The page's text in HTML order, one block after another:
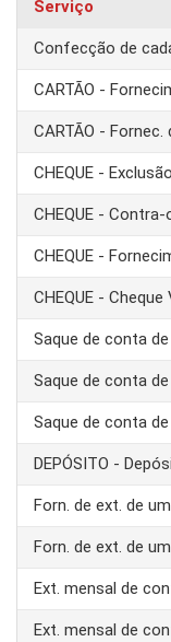
Serviço
Confecção de
CARTÃO -
CARTÃO -
CHEQUE -
CHEQUE -
CHEQUE -
CHEQUE - Cheque
Saque de conta
Saque de conta
Saque de conta
DEPÓSITO -
Forn. de ext. de
Forn. de ext. de
Ext. mensal de
Ext. mensal de